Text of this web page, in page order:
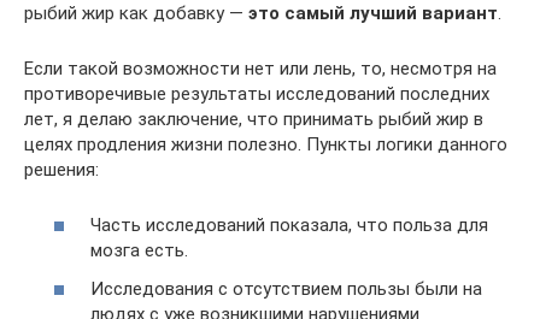
рыбий жир как добавку — это самый лучший вариант.
Если такой возможности нет или лень, то, несмотря на
противоречивые результаты исследований последних
лет, я делаю заключение, что принимать рыбий жир в
целях продления жизни полезно. Пункты логики данного
решения:
Часть исследований показала, что польза для
мозга есть.
Исследования с отсутствием пользы были на
людях с уже возникшими нарушениями